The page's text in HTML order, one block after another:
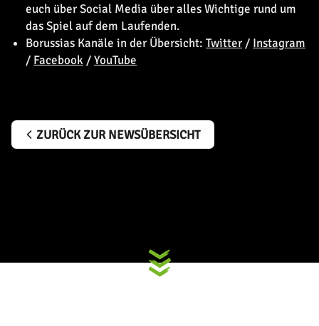
euch über Social Media über alles Wichtige rund um
das Spiel auf dem Laufenden.
Borussias Kanäle in der Übersicht: Twitter / Instagram
/ Facebook /YouTube
ZURÜCK ZUR NEWSÜBERSICHT